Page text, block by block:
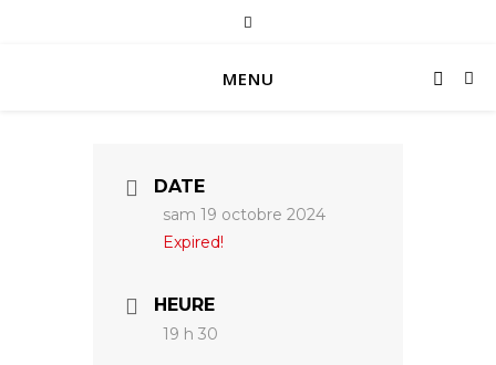
MENU
DATE
sam 19 octobre 2024
Expired!
HEURE
19 h 30